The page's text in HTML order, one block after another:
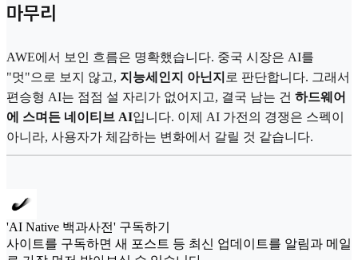
마무리
AWE에서 보인 흐름은 명확했습니다. 중국 시장은 AI를
"멋"으로 보지 않고, 지능세인지 아닌지 로 판단합니다. 그래서
편승형 AI는 점점 설 자리가 없어지고, 결국 남는 건 하드웨어
에 스며든 네이티브 AI입니다. 이제 AI 가전의 경쟁은 스펙이
아니라, 사용자가 체감하는 변화에서 갈릴 것 같습니다.
'AI Native 백과사전' 구독하기
사이트를 구독하면 새 포스트 등 최신 업데이트를 알림과 메일